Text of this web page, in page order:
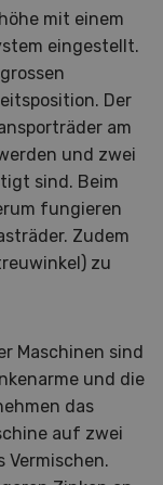
mit einem
eingestellt.
Der
am
und zwei
sind. Beim
fungieren
Zudem
zu
Maschinen sind
und die
das
auf zwei
Vermischen.